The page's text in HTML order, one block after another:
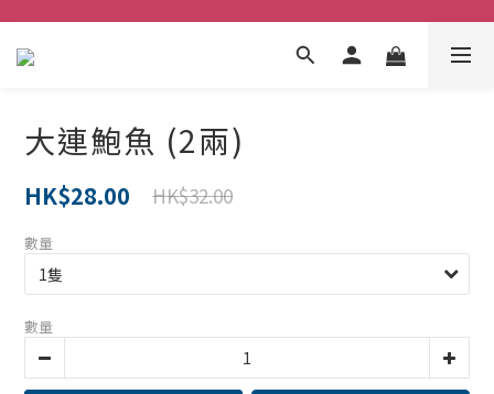
大連鮑魚 (2兩)
HK$28.00 HK$32.00
數量
數量